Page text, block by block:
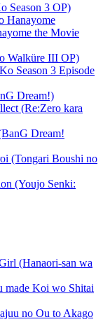
3 OP)
Hanayome
the Movie
Walküre III OP)
Season 3 Episode
Dream!)
(Re:Zero kara
Dream!
(Tongari Boushi no
(Youjo Senki:
(Hanaori-san wa
made Koi wo Shitai
no Ou to Akago